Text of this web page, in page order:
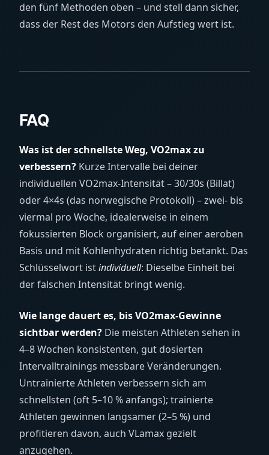
den fünf Methoden oben – und stell dann sicher,
dass der Rest des Motors den Aufstieg wert ist.
FAQ
Was ist der schnellste Weg, VO2max zu
verbessern? Kurze Intervalle bei deiner
individuellen VO2max-Intensität – 30/30s (Billat)
oder 4×4s (das norwegische Protokoll) – zwei- bis
viermal pro Woche, idealerweise in einem
fokussierten Block organisiert, auf einer aeroben
Basis und mit Kohlenhydraten richtig betankt. Das
Schlüsselwort istindividuell: Dieselbe Einheit bei
der falschen Intensität bringt wenig.
Wie lange dauert es, bis VO2max-Gewinne
sichtbar werden? Die meisten Athleten sehen in
4–8 Wochen konsistenten, gut dosierten
Intervalltrainings messbare Veränderungen.
Untrainierte Athleten verbessern sich am
schnellsten (oft 5–10 % anfangs); trainierte
Athleten gewinnen langsamer (2–5 %) und
profitieren davon, auch VLamax gezielt
anzugehen.